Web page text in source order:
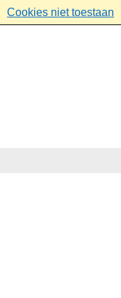
Cookies niet toestaan